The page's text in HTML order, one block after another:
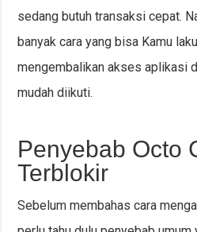
sedang butuh transaksi cepat.
banyak cara yang bisa Kamu
mengembalikan akses aplikasi
mudah diikuti.
Penyebab Octo
Terblokir
Sebelum membahas cara